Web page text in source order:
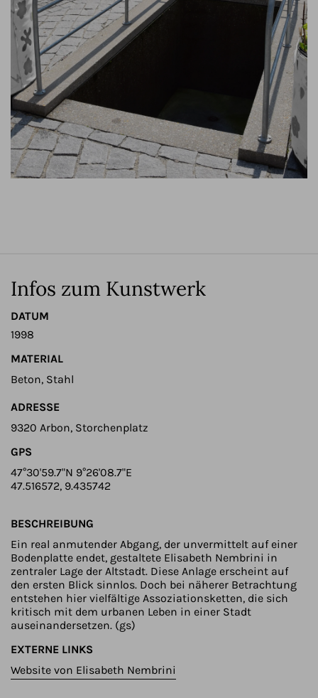
Infos zum Kunstwerk
DATUM
1998
MATERIAL
Beton, Stahl
ADRESSE
9320 Arbon, Storchenplatz
GPS
47°30'59.7"N 9°26'08.7"E
47.516572, 9.435742
BESCHREIBUNG
Ein real anmutender Abgang, der unvermittelt auf einer
Bodenplatte endet, gestaltete Elisabeth Nembrini in
zentraler Lage der Altstadt. Diese Anlage erscheint auf
den ersten Blick sinnlos. Doch bei näherer Betrachtung
entstehen hier vielfältige Assoziationsketten, die sich
kritisch mit dem urbanen Leben in einer Stadt
auseinandersetzen. (gs)
EXTERNE LINKS
Website von Elisabeth Nembrini